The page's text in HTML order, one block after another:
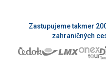
Zastupujeme takmer
zahraničných